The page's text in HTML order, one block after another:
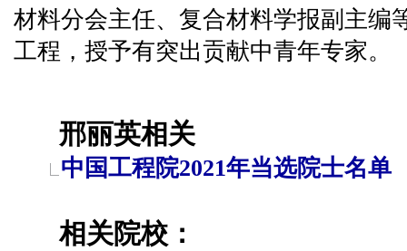
材料分会主任、复合材料学报副主编
工程，授予有突出贡献中青年专家。
邢丽英相关
中国工程院2021年当选院士名单
相关院校：